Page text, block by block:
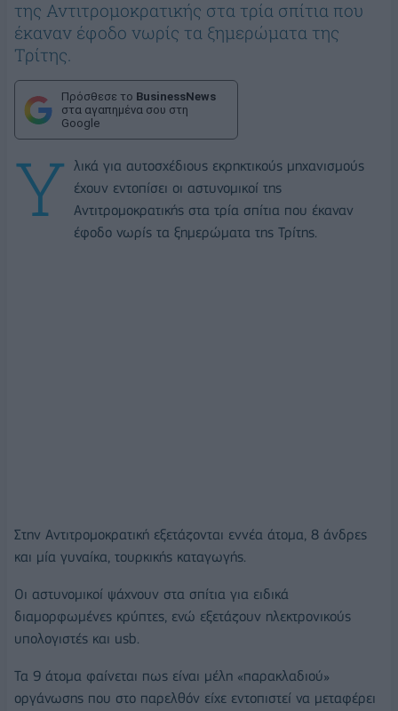
της Αντιτρομοκρατικής στα τρία σπίτια που
έκαναν έφοδο νωρίς τα ξημερώματα της
Τρίτης.
Πρόσθεσε το BusinessNews
στα αγαπημένα σου στη
Google
Υ λικά για αυτοσχέδιους εκρηκτικούς μηχανισμούς
έχουν εντοπίσει οι αστυνομικοί της
Αντιτρομοκρατικής στα τρία σπίτια που έκαναν
έφοδο νωρίς τα ξημερώματα της Τρίτης.
Στην Αντιτρομοκρατική εξετάζονται εννέα άτομα, 8 άνδρες
και μία γυναίκα, τουρκικής καταγωγής.
Οι αστυνομικοί ψάχνουν στα σπίτια για ειδικά
διαμορφωμένες κρύπτες, ενώ εξετάζουν ηλεκτρονικούς
υπολογιστές και usb.
Τα 9 άτομα φαίνεται πως είναι μέλη «παρακλαδιού»
οργάνωσης που στο παρελθόν είχε εντοπιστεί να μεταφέρει